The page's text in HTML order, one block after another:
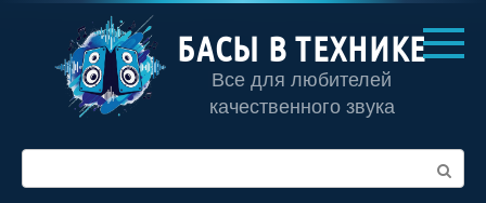
контенту
БАСЫ В ТЕХНИКЕ
Все для любителей
качественного звука